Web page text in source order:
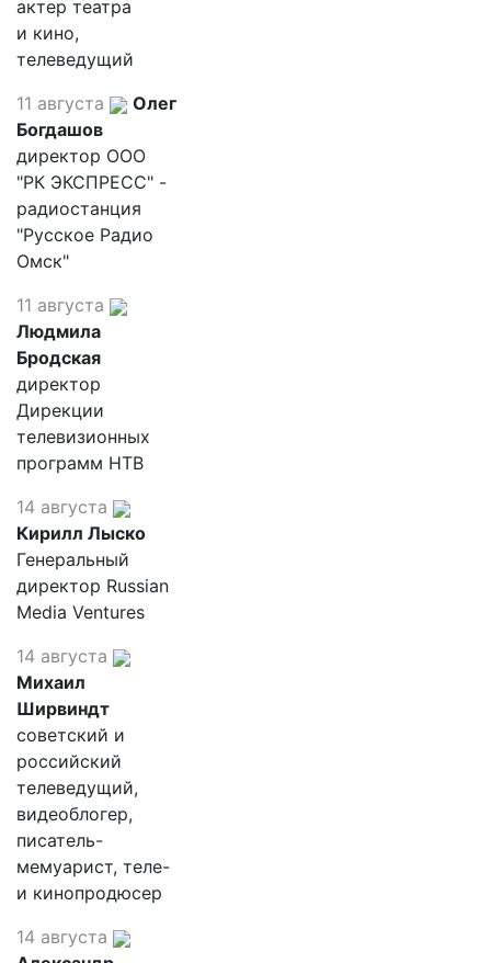
актер театра
и кино,
телеведущий
11 августа
Олег
Богдашов
директор ООО
"РК ЭКСПРЕСС" -
радиостанция
"Русское Радио
Омск"
11 августа
Людмила
Бродская
директор
Дирекции
телевизионных
программ НТВ
14 августа
Кирилл Лыско
Генеральный
директор Russian
Media Ventures
14 августа
Михаил
Ширвиндт
советский и
российский
телеведущий,
видеоблогер,
писатель-
мемуарист, теле-
и кинопродюсер
14 августа